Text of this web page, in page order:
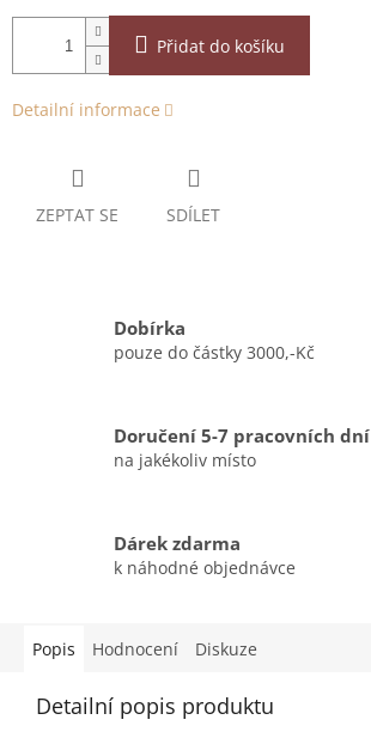
Přidat do košíku
Detailní informace
ZEPTAT SE SDÍLET
Dobírka
pouze do částky 3000,-Kč
Doručení 5-7 pracovních dní
na jakékoliv místo
Dárek zdarma
k náhodné objednávce
Popis Hodnocení Diskuze
Detailní popis produktu